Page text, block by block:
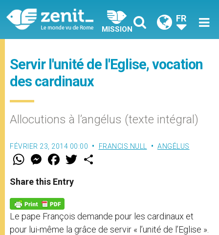
MISSION
FR
Servir l'unité de l'Eglise, vocation
des cardinaux
Allocutions à l’angélus (texte intégral)
FÉVRIER 23, 2014 00:00 FRANCIS NULL ANGÉLUS
W
t
s
p
p
M
e
s
e
g
e
r
F
a
e
b
o
k
w
Share this Entry
Le pape François demande pour les cardinaux et
pour lui-même la grâce de servir « l’unité de l’Eglise ».